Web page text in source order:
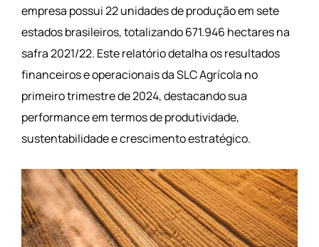
empresa possui 22 unidades de produção em sete
estados brasileiros, totalizando 671.946 hectares na
safra 2021/22. Este relatório detalha os resultados
financeiros e operacionais da SLC Agrícola no
primeiro trimestre de 2024, destacando sua
performance em termos de produtividade,
sustentabilidade e crescimento estratégico.